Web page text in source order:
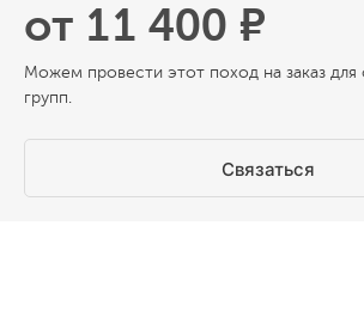
от 11 400 ₽
Можем провести этот поход на заказ для
групп.
Связаться